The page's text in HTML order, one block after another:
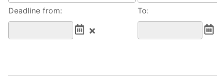
Deadline from: To: